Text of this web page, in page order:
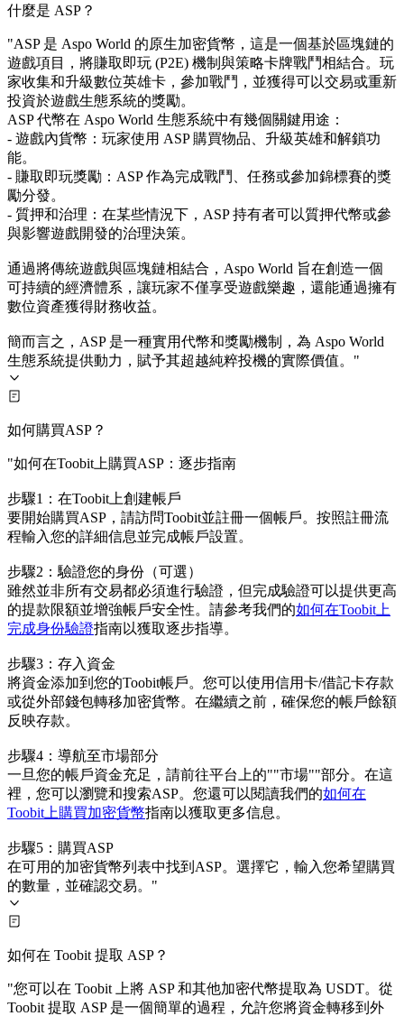
什麼是 ASP？
"ASP 是 Aspo World 的原生加密貨幣，這是一個基於區塊鏈的
遊戲項目，將賺取即玩 (P2E) 機制與策略卡牌戰鬥相結合。玩
家收集和升級數位英雄卡，參加戰鬥，並獲得可以交易或重新
投資於遊戲生態系統的獎勵。
ASP 代幣在 Aspo World 生態系統中有幾個關鍵用途：
- 遊戲內貨幣：玩家使用 ASP 購買物品、升級英雄和解鎖功
能。
- 賺取即玩獎勵：ASP 作為完成戰鬥、任務或參加錦標賽的獎
勵分發。
- 質押和治理：在某些情況下，ASP 持有者可以質押代幣或參
與影響遊戲開發的治理決策。
通過將傳統遊戲與區塊鏈相結合，Aspo World 旨在創造一個
可持續的經濟體系，讓玩家不僅享受遊戲樂趣，還能通過擁有
數位資產獲得財務收益。
簡而言之，ASP 是一種實用代幣和獎勵機制，為 Aspo World
生態系統提供動力，賦予其超越純粹投機的實際價值。"
如何購買ASP？
"如何在Toobit上購買ASP：逐步指南
步驟1：在Toobit上創建帳戶
要開始購買ASP，請訪問Toobit並註冊一個帳戶。按照註冊流
程輸入您的詳細信息並完成帳戶設置。
步驟2：驗證您的身份（可選）
雖然並非所有交易都必須進行驗證，但完成驗證可以提供更高
的提款限額並增強帳戶安全性。請參考我們的如何在Toobit上
完成身份驗證指南以獲取逐步指導。
步驟3：存入資金
將資金添加到您的Toobit帳戶。您可以使用信用卡/借記卡存款
或從外部錢包轉移加密貨幣。在繼續之前，確保您的帳戶餘額
反映存款。
步驟4：導航至市場部分
一旦您的帳戶資金充足，請前往平台上的""市場""部分。在這
裡，您可以瀏覽和搜索ASP。您還可以閱讀我們的如何在
Toobit上購買加密貨幣指南以獲取更多信息。
步驟5：購買ASP
在可用的加密貨幣列表中找到ASP。選擇它，輸入您希望購買
的數量，並確認交易。"
如何在 Toobit 提取 ASP？
"您可以在 Toobit 上將 ASP 和其他加密代幣提取為 USDT。從
Toobit 提取 ASP 是一個簡單的過程，允許您將資金轉移到外